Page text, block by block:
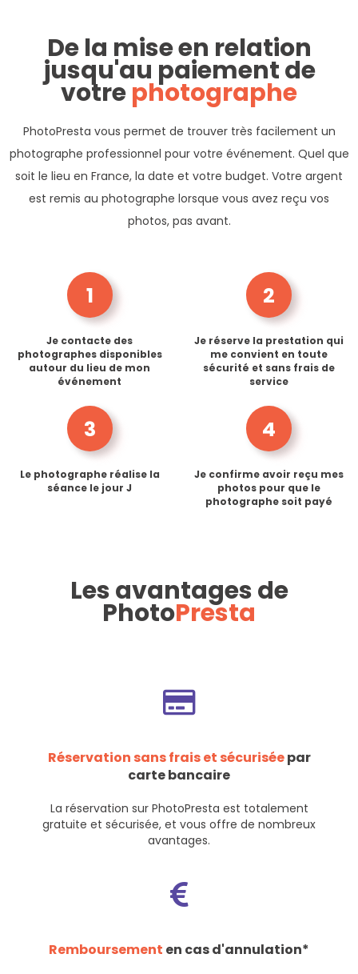
De la mise en relation
jusqu'au paiement de
votrephotographe
PhotoPresta vous permet de trouver très facilement un
photographe professionnel pour votre événement. Quel que
soit le lieu en France, la date et votre budget. Votre argent
est remis au photographe lorsque vous avez reçu vos
photos, pas avant.
1
Je contacte des
photographes disponibles
autour du lieu de mon
événement
2
Je réserve la prestation qui
me convient en toute
sécurité et sans frais de
service
3
Le photographe réalise la
séance le jour J
4
Je confirme avoir reçu mes
photos pour que le
photographe soit payé
Les avantages de
PhotoPresta
Réservation sans frais et sécuriséepar
carte bancaire
La réservation sur PhotoPresta est totalement
gratuite et sécurisée, et vous offre de nombreux
avantages.
Remboursement en cas d'annulation*